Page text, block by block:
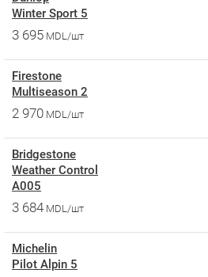
Winter Sport 5
3 695 MDL/шт
Firestone
Multiseason 2
2 970 MDL/шт
Bridgestone
Weather Control
A005
3 684 MDL/шт
Michelin
Pilot Alpin 5